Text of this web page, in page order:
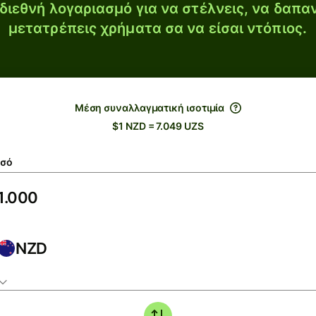
λογαριασμό για να στέλνεις, να
μετατρέπεις χρήματα σα να είσαι ντόπιος.
Μέση συναλλαγματική ισοτιμία
$1 NZD = 7.049 UZS
NZD